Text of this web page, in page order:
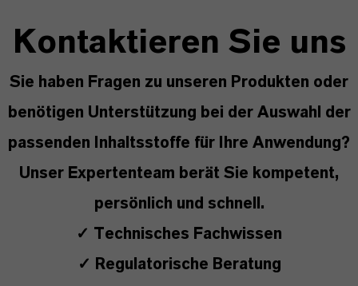
Kontaktieren Sie uns
Sie haben Fragen zu unseren Produkten oder
benötigen Unterstützung bei der Auswahl der
passenden Inhaltsstoffe für Ihre Anwendung?
Unser Expertenteam berät Sie kompetent,
persönlich und schnell.
✓ Technisches Fachwissen
✓ Regulatorische Beratung